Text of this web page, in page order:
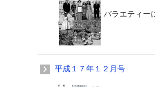
バラエティー
平成１７年１２月号